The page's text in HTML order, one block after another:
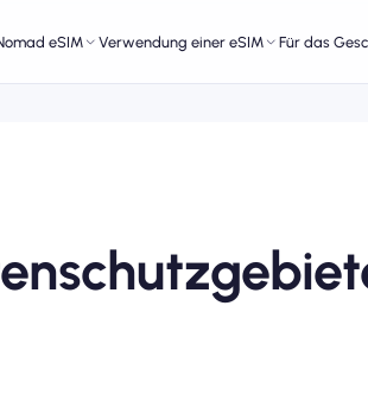
eSIM Verwendung einer eSIM Für das